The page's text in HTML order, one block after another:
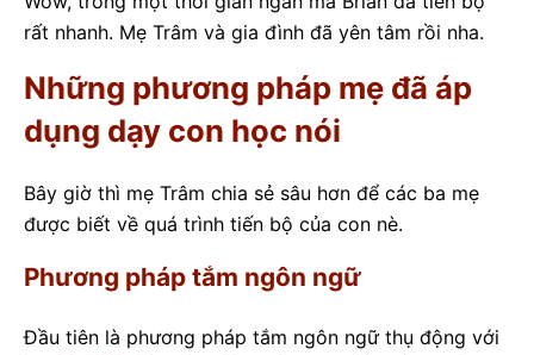
rất nhanh. Mẹ Trâm và gia đình đã yên tâm rồi nha.
Những phương pháp mẹ đã áp
dụng dạy con học nói
Bây giờ thì mẹ Trâm chia sẻ sâu hơn để các ba mẹ
được biết về quá trình tiến bộ của con nè.
Phương pháp tắm ngôn ngữ
Đầu tiên là phương pháp tắm ngôn ngữ thụ động với